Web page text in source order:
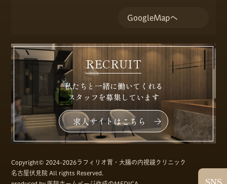
GoogleMapへ
RECRUIT
私たちと一緒に働いてくれる
スタッフを募集しています
求人サイトはこちら
Copyright© 2024-2026ラフィリオ胃・大腸の内視鏡クリニック
名古屋伏見院 All rights Reserved.
SNS